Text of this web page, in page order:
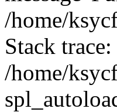
/home/
Stack
/home/